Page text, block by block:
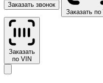
Заказать звонок
Заказать
Заказать
по VIN